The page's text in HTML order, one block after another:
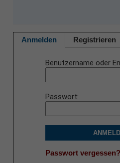
Anmelden Registrieren
Benutzername oder
Passwort
Passwort vergessen?